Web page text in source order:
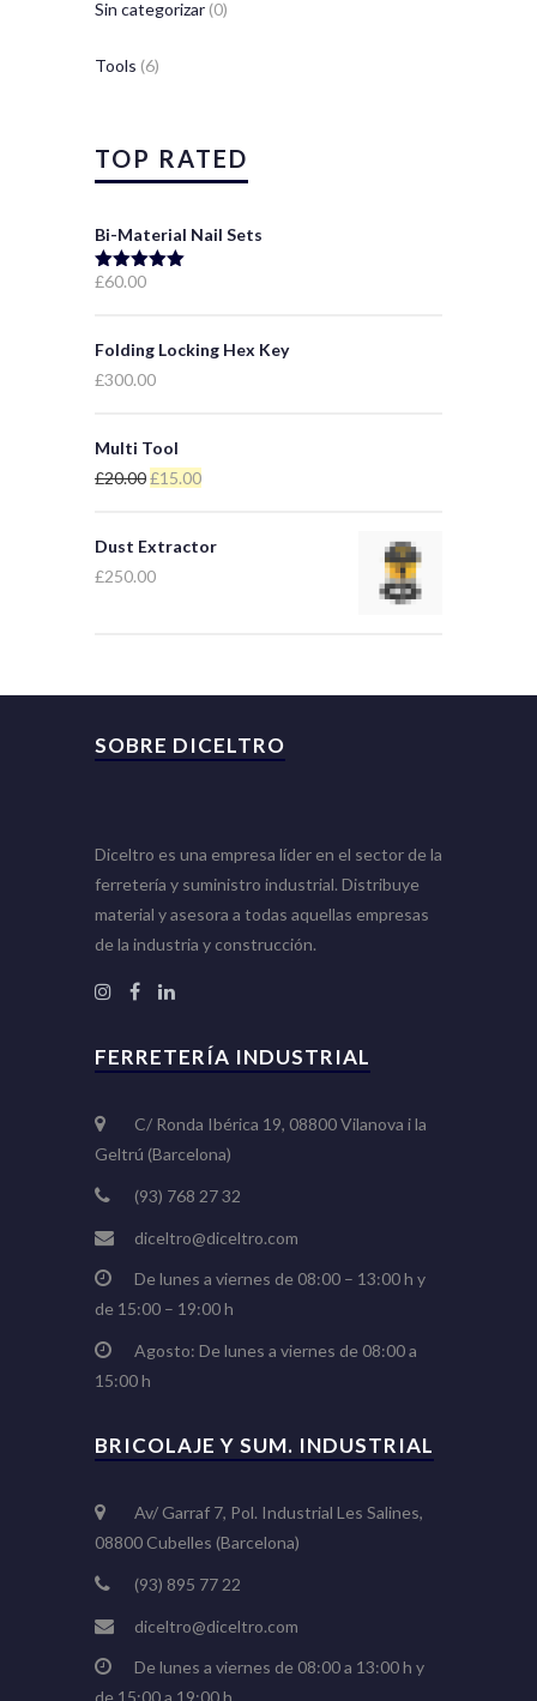
Sin categorizar (0)
Tools (6)
TOP RATED
Bi-Material Nail Sets
Valorado
£60.00
Folding Locking Hex Key
£300.00
Multi Tool
£20.00El
original
era:
£15.00
Dust Extractor
£250.00
SOBRE DICELTRO
Diceltro es una empresa líder en el sector de la
ferretería y suministro industrial. Distribuye
material y asesora a todas aquellas empresas
de la industria y construcción.
FERRETERÍA INDUSTRIAL
C/ Ronda Ibérica 19, 08800 Vilanova i la
Geltrú (Barcelona)
(93) 768 27 32
diceltro@diceltro.com
De lunes a viernes de 08:00 – 13:00 h y
de 15:00 – 19:00 h
Agosto: De lunes a viernes de 08:00 a
15:00 h
BRICOLAJE Y SUM. INDUSTRIAL
Av/ Garraf 7, Pol. Industrial Les Salines,
08800 Cubelles (Barcelona)
(93) 895 77 22
diceltro@diceltro.com
De lunes a viernes de 08:00 a 13:00 h y